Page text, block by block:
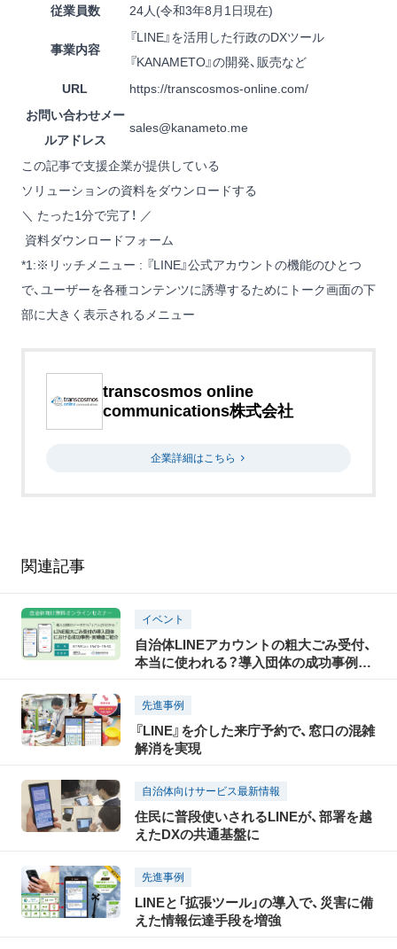
従業員数 24人(令和3年8月1日現在)
事業内容
『LINE』を活用した行政のDXツール
『KANAMETO』の開発、販売など
URL
https://transcosmos-online.com/
お問い合わせメー
ルアドレス
sales@kanameto.me
この記事で支援企業が提供している
ソリューションの資料をダウンロードする
＼ たった1分で完了！ ／
資料ダウンロードフォーム
*1:※リッチメニュー : 『LINE』公式アカウントの機能のひとつ
で、ユーザーを各種コンテンツに誘導するためにトーク画面の下
部に大きく表示されるメニュー
transcosmos online
communications株式会社
企業詳細はこちら
関連記事
イベント
自治体LINEアカウントの粗大ごみ受付、
本当に使われる？導入団体の成功事例・
催(無料)
先進事例
『LINE』を介した来庁予約で、窓口の混雑
解消を実現
自治体向けサービス最新情報
住民に普段使いされるLINEが、部署を越
えたDXの共通基盤に
先進事例
LINEと「拡張ツール」の導入で、災害に備
えた情報伝達手段を増強